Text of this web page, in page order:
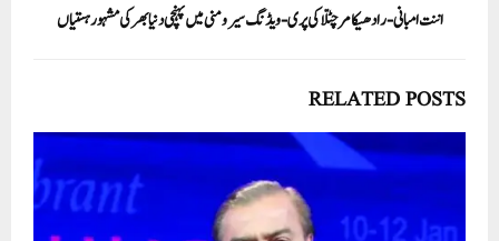
اننت امبانی-رادھیکا مرچنٹ کی پری- ویڈنگ سیرومنی میں پہنچی دنیا بھر کی مشہور ہستیاں
RELATED POSTS